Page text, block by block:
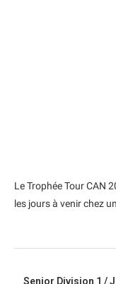
Le Trophée Tour CAN
les jours à venir chez
Senior Division 1 /